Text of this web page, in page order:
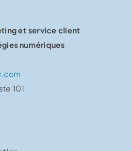
et service client
numériques
101